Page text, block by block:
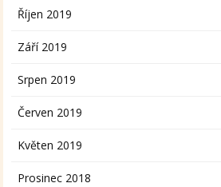
Říjen 2019
Září 2019
Srpen 2019
Červen 2019
Květen 2019
Prosinec 2018